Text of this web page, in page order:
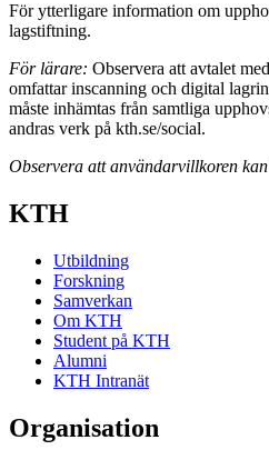
För ytterligare information om
lagstiftning.
För lärare: Observera att avtalet
omfattar inscanning och digital
måste inhämtas från samtliga
andras verk på kth.se/social.
Observera att användarvillkoren
KTH
Utbildning
Forskning
Samverkan
Om KTH
Student på KTH
Alumni
KTH Intranät
Organisation